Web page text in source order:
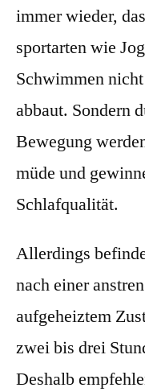
immer wieder,
sport­arten wie
Schwimmen
abbaut. Sondern
Bewegung
müde und
Schlafqualität.
Allerdings
nach einer
aufgeheiztem
zwei bis drei
Deshalb